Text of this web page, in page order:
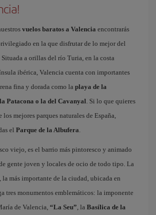
vuelos baratos a Valencia encontrarás
en la que disfrutar de lo mejor del
a orillas del río Turia, en la costa
ibérica, Valencia cuenta con importantes
fina y dorada como la playa de la
Patacona o la del Cavanyal. Si lo que quieres
los mejores parques naturales de España,
el Parque de la Albufera.
viejo, es el barrio más pintoresco y animado
gente joven y locales de ocio de todo tipo. La
, la más importante de la ciudad, ubicada en
tres monumentos emblemáticos: la imponente
de Valencia, “La Seu”, la Basílica de la